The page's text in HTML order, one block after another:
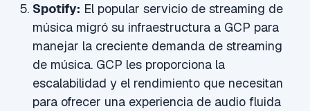
Spotify: El popular servicio de streaming de
música migró su infraestructura a GCP para
manejar la creciente demanda de streaming
de música. GCP les proporciona la
escalabilidad y el rendimiento que necesitan
para ofrecer una experiencia de audio fluida